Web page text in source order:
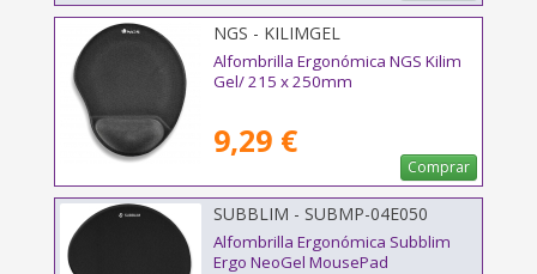
NGS - KILIMGEL
Alfombrilla Ergonómica NGS Kilim
Gel/ 215 x 250mm
9,29 €
Comprar
SUBBLIM - SUBMP-04E050
Alfombrilla Ergonómica Subblim
Ergo NeoGel MousePad